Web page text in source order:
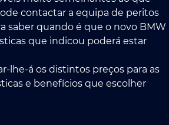
contactar a equipa de peritos
saber quando é que o novo BMW
que indicou poderá estar
lhe-á os distintos preços para as
e benefícios que escolher